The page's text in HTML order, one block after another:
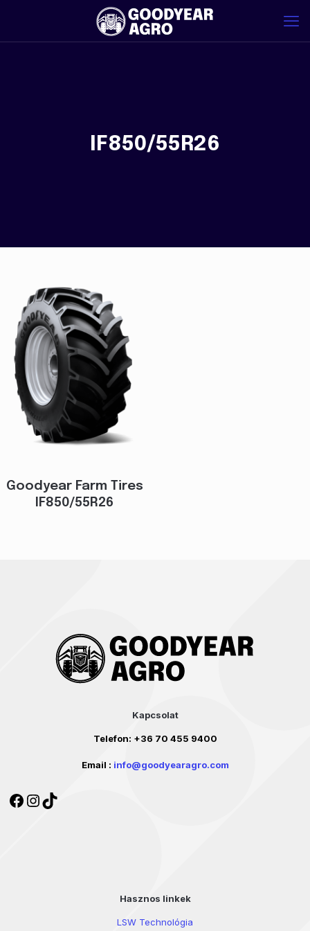
IF850/55R26
Goodyear Farm Tires
IF850/55R26
Kapcsolat
Telefon: +36 70 455 9400
Email : info@goodyearagro.com
Facebook
Instagram
TikTok
Hasznos linkek
LSW Technológia